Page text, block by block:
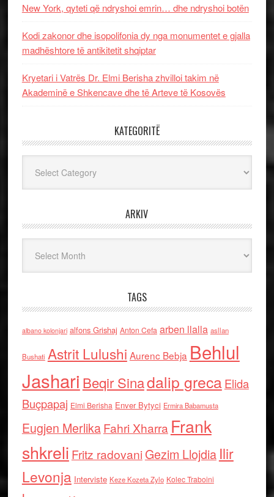
New York, qyteti që ndryshoi emrin… dhe ndryshoi botën
Kodi zakonor dhe isopolifonia dy nga monumentet e gjalla
madhështore të antikitetit shqiptar
Kryetari i Vatrës Dr. Elmi Berisha zhvilloi takim në
Akademinë e Shkencave dhe të Arteve të Kosovës
KATEGORITË
ARKIV
TAGS
albano kolonjari alfons Grishaj Anton Cefa arben llalla asllan
Bushati Astrit Lulushi Aurenc Bebja Behlul
Jashari Beqir Sinadalip grecaElida
Buçpapaj Elmi Berisha Enver Bytyci Ermira Babamusta
Eugjen MerlikaFahri Xharra Frank
shkreli Fritz radovaniGezim Llojdia Ilir
Levonja Interviste Keze Kozeta Zylo Kolec Traboini